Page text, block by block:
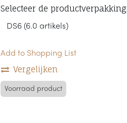
Selecteer de productverpakking:
Add to Shopping List
Vergelijken
Voorraad product